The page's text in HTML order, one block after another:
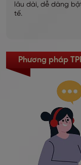
lâu dài, dễ dàng
tế.
Phương pháp